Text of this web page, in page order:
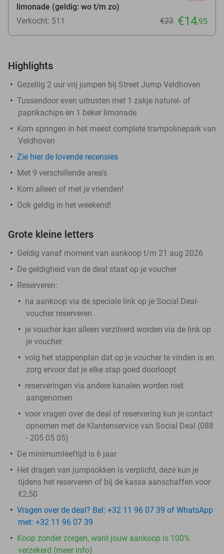
limonade (geldig: wo t/m zo)
Verkocht: 511 €23 €14,95
Highlights
Gezellig 2 uur vrij jumpen bij Street Jump Veldhoven
Tussendoor even uitrusten met 1 zakje naturel- of
paprikachips en 1 beker limonade
Kom springen in het meest complete trampolinepark van
Veldhoven
Zie hier de lovende recensies
Met 9 verschillende area's
Kom alleen of met je vrienden!
Ook geldig in het weekend!
Grote kleine letters
Geldig vanaf moment van aankoop t/m 21 aug 2026
De geldigheid van de deal staat op je voucher
Reserveren:
na aankoop via de speciale link op je Social Deal-
voucher reserveren
je voucher kan alleen verzilverd worden via de link op
je voucher
volg het stappenplan dat op je voucher te vinden is en
zorg ervoor dat je elke stap goed doorloopt
reserveringen via andere kanalen worden niet
aangenomen
voor vragen over de deal of reservering kun je contact
opnemen met de Klantenservice van Social Deal (088
- 205 05 05)
De minimumleeftijd is 6 jaar
Het dragen van jumpsokken is verplicht, deze kun je
tijdens het reserveren of bij de kassa aanschaffen voor
€2,50
Vragen over de deal? Bel: +32 11 96 07 39 of WhatsApp
met: +32 11 96 07 39
Koop zonder zorgen, want jouw aankoop is 100%
verzekerd (meer info)